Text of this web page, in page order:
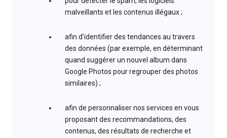
malveillants et les contenus illégaux ;
afin d'identifier des tendances au travers
des données (par exemple, en déterminant
quand suggérer un nouvel album dans
Google Photos pour regrouper des photos
similaires) ;
afin de personnaliser nos services en vous
proposant des recommandations, des
contenus, des résultats de recherche et